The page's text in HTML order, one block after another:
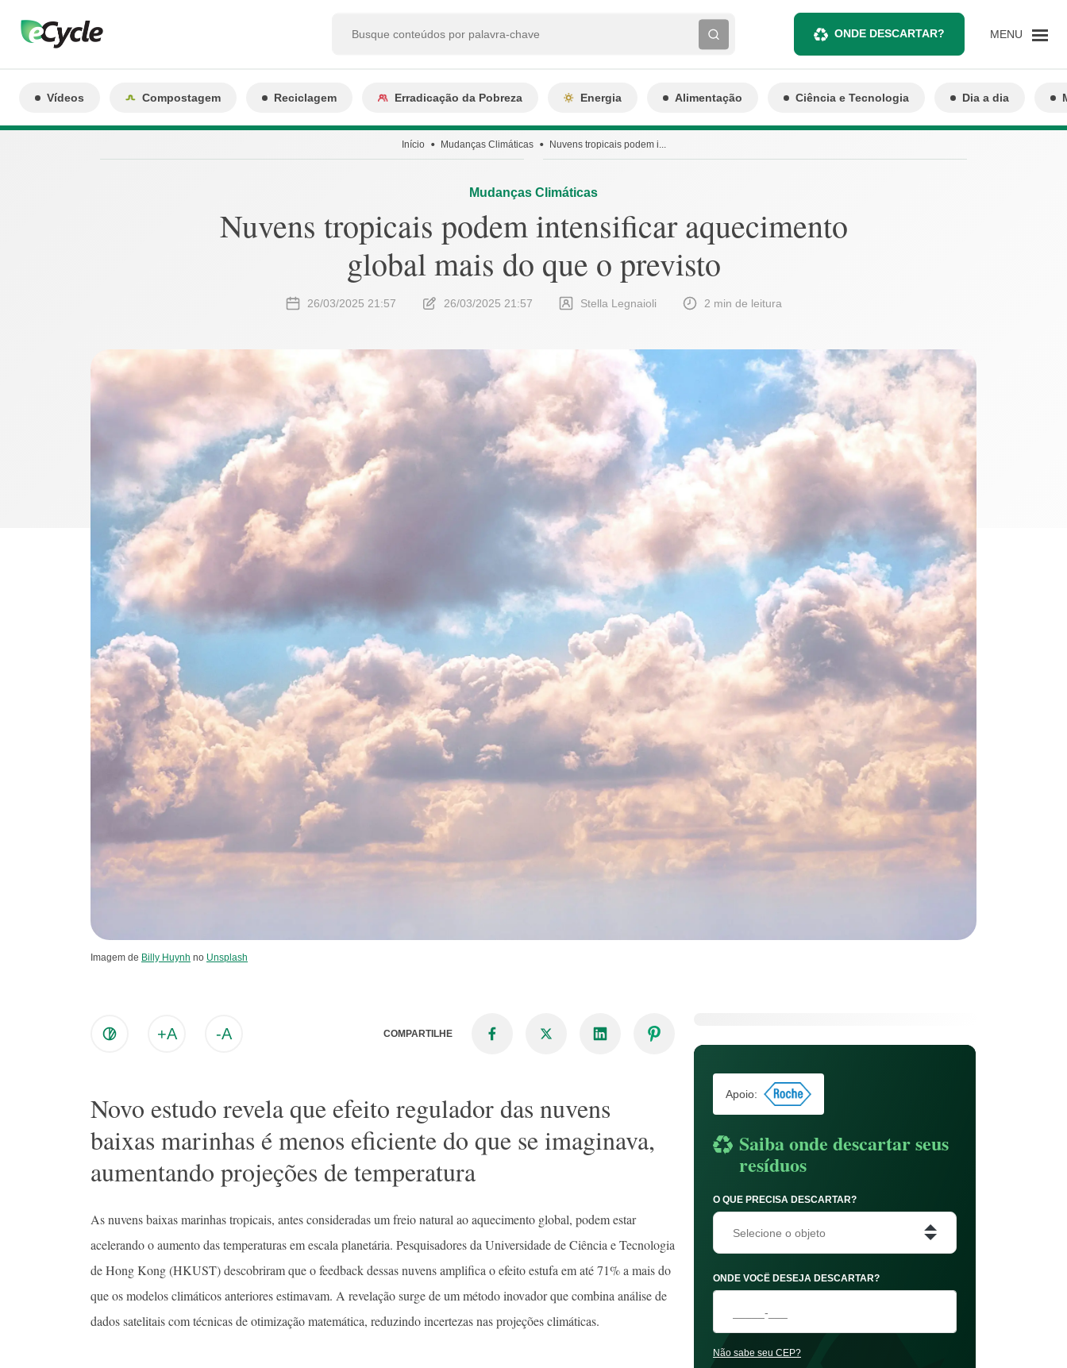
ONDE DESCARTAR? MENU
Vídeos Compostagem Reciclagem Erradicação da Pobreza Energia Alimentação Ciência e Tecnologia Dia a dia
Início Mudanças Climáticas Nuvens tropicais podem i...
Mudanças Climáticas
Nuvens tropicais podem intensificar aquecimento
global mais do que o previsto
26/03/2025 21:57 26/03/2025 21:57 Stella Legnaioli 2 min de leitura
Imagem de Billy Huynh no Unsplash
+A -A COMPARTILHE
Novo estudo revela que efeito regulador das nuvens
baixas marinhas é menos eficiente do que se imaginava,
aumentando projeções de temperatura
As nuvens baixas marinhas tropicais, antes consideradas um freio natural ao aquecimento global, podem estar
acelerando o aumento das temperaturas em escala planetária. Pesquisadores da Universidade de Ciência e Tecnologia
de Hong Kong (HKUST) descobriram que o feedback dessas nuvens amplifica o efeito estufa em até 71% a mais do
que os modelos climáticos anteriores estimavam. A revelação surge de um método inovador que combina análise de
dados satelitais com técnicas de otimização matemática, reduzindo incertezas nas projeções climáticas.
Apoio:
Saiba onde descartar seus
resíduos
O QUE PRECISA DESCARTAR?
Selecione o objeto
ONDE VOCÊ DESEJA DESCARTAR?
Não sabe seu CEP?